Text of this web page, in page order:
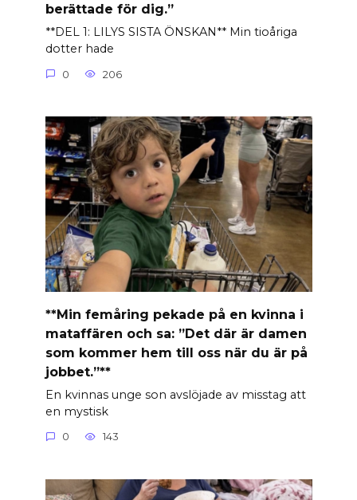
berättade för dig.”
**DEL 1: LILYS SISTA ÖNSKAN** Min tioåriga
dotter hade
0 206
**Min femåring pekade på en kvinna i
mataffären och sa: ”Det där är damen
som kommer hem till oss när du är på
jobbet.”**
En kvinnas unge son avslöjade av misstag att
en mystisk
0 143